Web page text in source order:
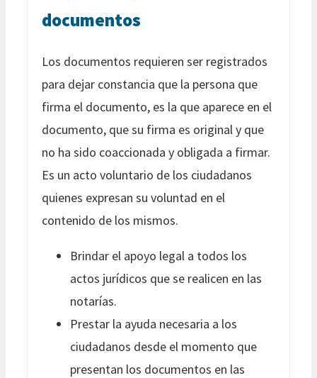
documentos
Los documentos requieren ser registrados
para dejar constancia que la persona que
firma el documento, es la que aparece en el
documento, que su firma es original y que
no ha sido coaccionada y obligada a firmar.
Es un acto voluntario de los ciudadanos
quienes expresan su voluntad en el
contenido de los mismos.
Brindar el apoyo legal a todos los
actos jurídicos que se realicen en las
notarías.
Prestar la ayuda necesaria a los
ciudadanos desde el momento que
presentan los documentos en las